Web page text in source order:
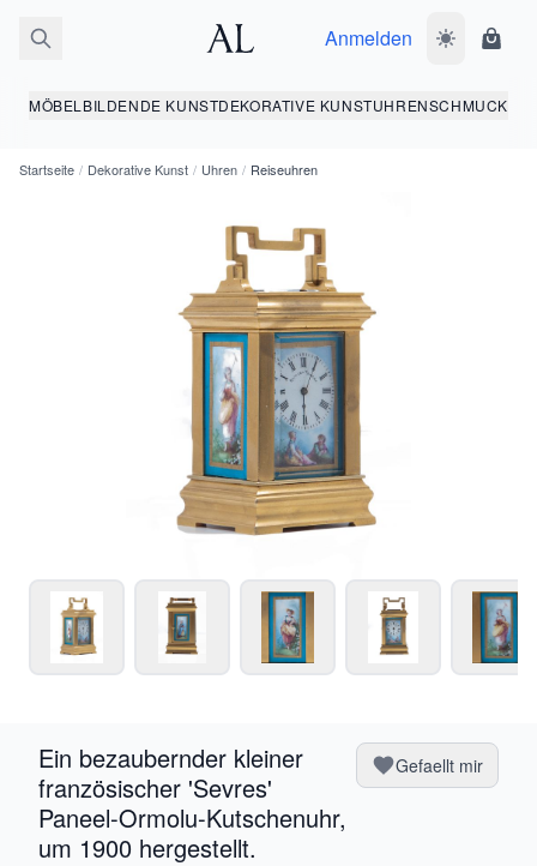
Anmelden
MÖBEL BILDENDE KUNSTDEKORATIVE KUNSTUHRENSCHMUCK
Startseite / Dekorative Kunst / Uhren / Reiseuhren
Ein bezaubernder kleiner
französischer 'Sevres'
Paneel-Ormolu-Kutschenuhr,
um 1900 hergestellt.
Gefaellt mir